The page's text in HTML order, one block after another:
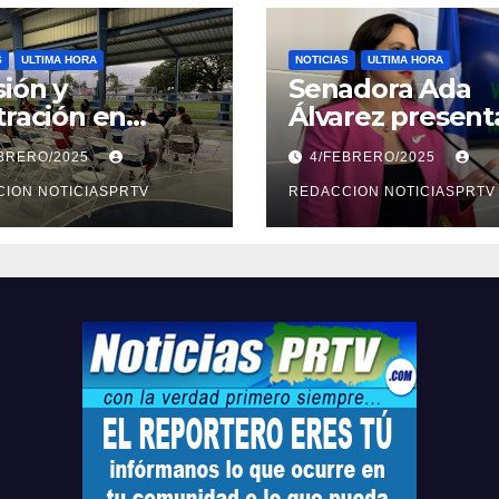
ULTIMA HORA
y
en
sobre
en
2025
NOTICIASPRTV
NOTICIAS ULTIMA HORA
Senadora Ada
Álvarez
medidas ante la
violencia en el
noviazgo
4/FEBRERO/2025
REDACCION NOTICIASPRTV